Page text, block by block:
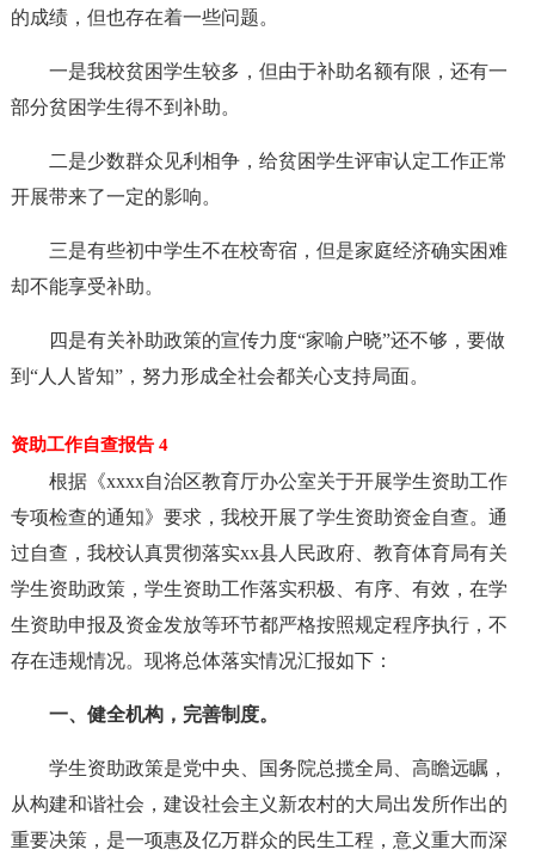
的成绩，但也存在着一些问题。
一是我校贫困学生较多，但由于补助名额有限，还有一
部分贫困学生得不到补助。
二是少数群众见利相争，给贫困学生评审认定工作正常
开展带来了一定的影响。
三是有些初中学生不在校寄宿，但是家庭经济确实困难
却不能享受补助。
四是有关补助政策的宣传力度“家喻户晓”还不够，要做
到“人人皆知”，努力形成全社会都关心支持局面。
资助工作自查报告 4
根据《xxxx自治区教育厅办公室关于开展学生资助工作
专项检查的通知》要求，我校开展了学生资助资金自查。通
过自查，我校认真贯彻落实xx县人民政府、教育体育局有关
学生资助政策，学生资助工作落实积极、有序、有效，在学
生资助申报及资金发放等环节都严格按照规定程序执行，不
存在违规情况。现将总体落实情况汇报如下：
一、健全机构，完善制度。
学生资助政策是党中央、国务院总揽全局、高瞻远瞩，
从构建和谐社会，建设社会主义新农村的大局出发所作出的
重要决策，是一项惠及亿万群众的民生工程，意义重大而深